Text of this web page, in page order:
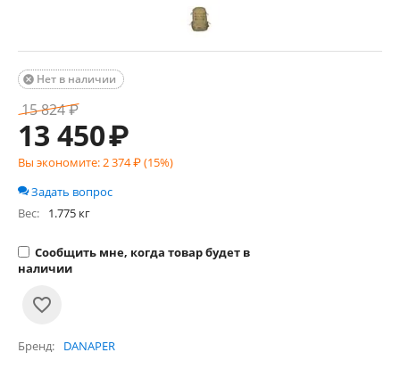
Нет в наличии

15 824₽
13 450₽
Вы экономите:2 374₽ (15%)
Задать вопрос
Вес:
1.775 кг
Сообщить мне, когда товар будет в
наличии
Бренд DANAPER